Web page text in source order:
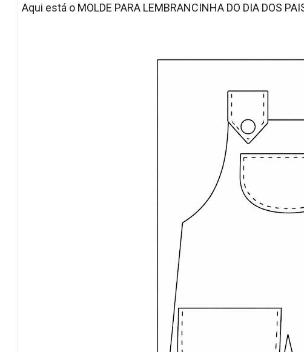
Aqui está o MOLDE PARA LEMBRANCINHA DO DIA DOS